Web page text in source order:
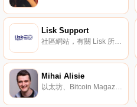
Lisk Support
社區網站，有關 Lisk 所有信息。
Mihai Alisie
以太坊、Bitcoin Magazine 聯合創始人。